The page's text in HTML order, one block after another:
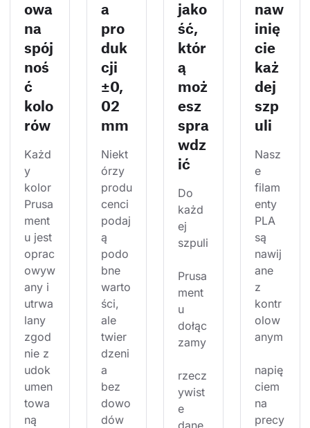
owa
na
spój
noś
ć
kolo
rów
Każd
y
kolor
Prusa
ment
u jest
oprac
owyw
any i
utrwa
lany
zgod
nie z
udok
umen
towa
ną
a
pro
duk
cji
±0,
02
mm
Niekt
órzy
produ
cenci
podaj
ą
podo
bne
warto
ści,
ale
twier
dzeni
a
bez
dowo
dów
jako
ść,
któr
ą
moż
esz
spra
wdz
ić
Do
każd
ej
szpuli
Prusa
ment
u
dołąc
zamy
rzecz
ywist
e
naw
inię
cie
każ
dej
szp
uli
Nasz
e
filam
enty
PLA
są
nawij
ane
z
kontr
olow
anym
napię
ciem
na
precy